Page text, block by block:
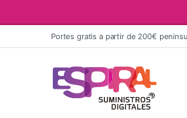
Ir al contenidoPortes gratis a partir de 200€